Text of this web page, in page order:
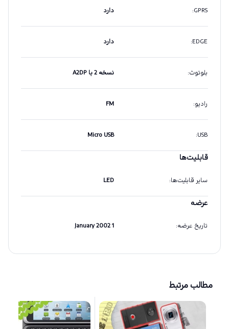
GPRS
: دارد
EDGE
: دارد
بلوتوث: نسخه 2 با A2DP
رادیو:
FM
USB
:
Micro USB
قابلیت‌ها
سایر قابلیت‌ها:
LED
عرضه
تاریخ عرضه:
1 January 2002
مطالب مرتبط